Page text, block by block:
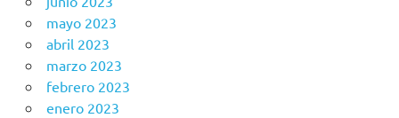
mayo 2023
abril 2023
marzo 2023
febrero 2023
enero 2023